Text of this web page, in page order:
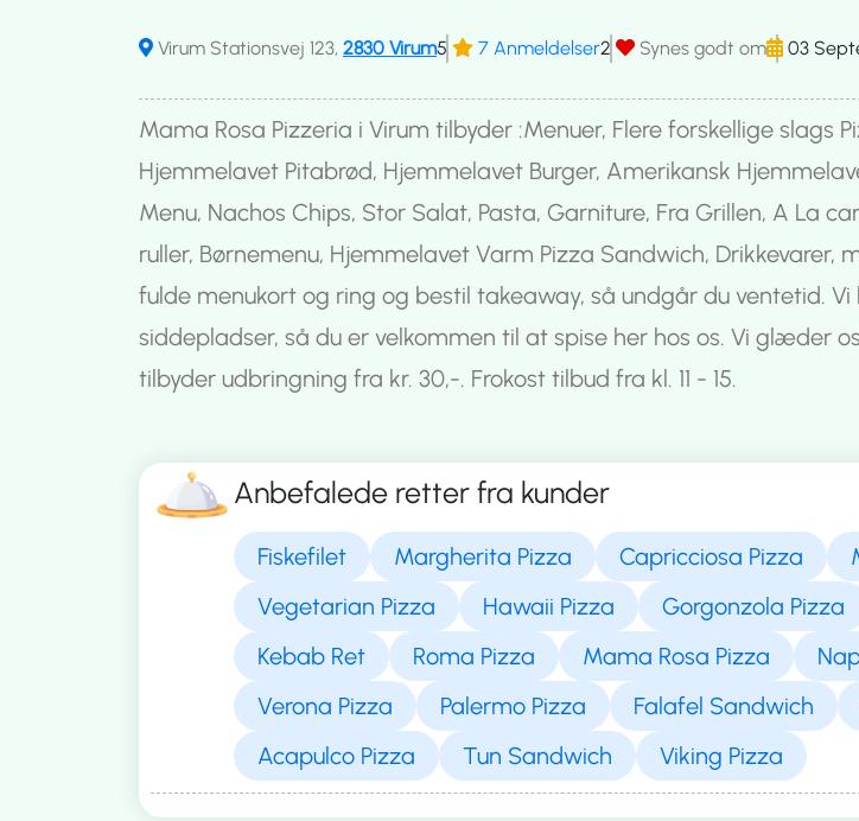
Virum Stationsvej 123, 2830 Virum5 7 Anmeldelser2 Synes godt om 03
Mama Rosa Pizzeria i Virum tilbyder :Menuer, Flere forskellige slags
Hjemmelavet Pitabrød, Hjemmelavet Burger, Amerikansk
Menu, Nachos Chips, Stor Salat, Pasta, Garniture, Fra Grillen, A La
ruller, Børnemenu, Hjemmelavet Varm Pizza Sandwich, Drikkevarer,
fulde menukort og ring og bestil takeaway, så undgår du ventetid. Vi
siddepladser, så du er velkommen til at spise her hos os. Vi glæder
tilbyder udbringning fra kr. 30,-. Frokost tilbud fra kl. 11 - 15.
Anbefalede retter fra kunder
Fiskefilet Margherita Pizza Capricciosa Pizza
Vegetarian Pizza
Hawaii Pizza Gorgonzola Pizza
Kebab Ret
Roma Pizza Mama Rosa Pizza
Verona Pizza
Palermo Pizza Falafel Sandwich
Acapulco Pizza
Tun Sandwich Viking Pizza